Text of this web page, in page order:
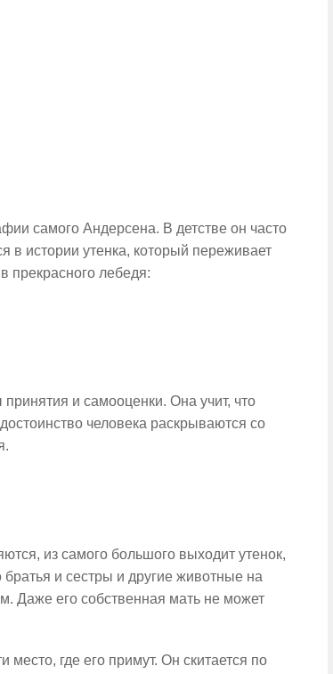
самого Андерсена. В детстве он часто
в истории утенка, который переживает
прекрасного лебедя:
и самооценки. Она учит, что
человека раскрываются со
из самого большого выходит утенок,
и сестры и другие животные на
Даже его собственная мать не может
место, где его примут. Он скитается по